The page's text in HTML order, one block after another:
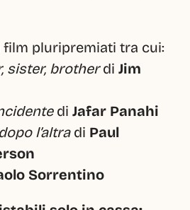
film pluripremiati tra cui:
sister, brother di Jim
di Jafar Panahi
l’altra di Paul
Sorrentino